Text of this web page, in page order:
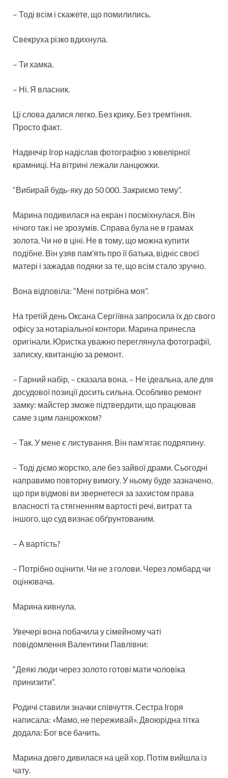
– Тоді всім і скажете, що помилились.
Свекруха різко вдихнула.
– Ти хамка.
– Ні. Я власник.
Ці слова далися легко. Без крику. Без тремтіння.
Просто факт.
Надвечір Ігор надіслав фотографію з ювелірної
крамниці. На вітрині лежали ланцюжки.
“Вибирай будь-яку до 50 000. Закриємо тему”.
Марина подивилася на екран і посміхнулася. Він
нічого так і не зрозумів. Справа була не в грамах
золота. Чи не в ціні. Не в тому, що можна купити
подібне. Він узяв пам’ять про її батька, відніс своєї
матері і зажадав подяки за те, що всім стало зручно.
Вона відповіла: “Мені потрібна моя”.
На третій день Оксана Сергіївна запросила їх до свого
офісу за нотаріальної контори. Марина принесла
оригінали. Юристка уважно переглянула фотографії,
записку, квитанцію за ремонт.
– Гарний набір, – сказала вона. – Не ідеальна, але для
досудової позиції досить сильна. Особливо ремонт
замку: майстер зможе підтвердити, що працював
саме з цим ланцюжком?
– Так. У мене є листування. Він пам’ятає подряпину.
– Тоді діємо жорстко, але без зайвої драми. Сьогодні
направимо повторну вимогу. У ньому буде зазначено,
що при відмові ви звернетеся за захистом права
власності та стягненням вартості речі, витрат та
іншого, що суд визнає обґрунтованим.
– А вартість?
– Потрібно оцінити. Чи не з голови. Через ломбард чи
оцінювача.
Марина кивнула.
Увечері вона побачила у сімейному чаті
повідомлення Валентини Павлівни:
“Деякі люди через золото готові мати чоловіка
принизити”.
Родичі ставили значки співчуття. Сестра Ігоря
написала: «Мамо, не переживай». Двоюрідна тітка
додала: Бог все бачить.
Марина довго дивилася на цей хор. Потім вийшла із
чату.